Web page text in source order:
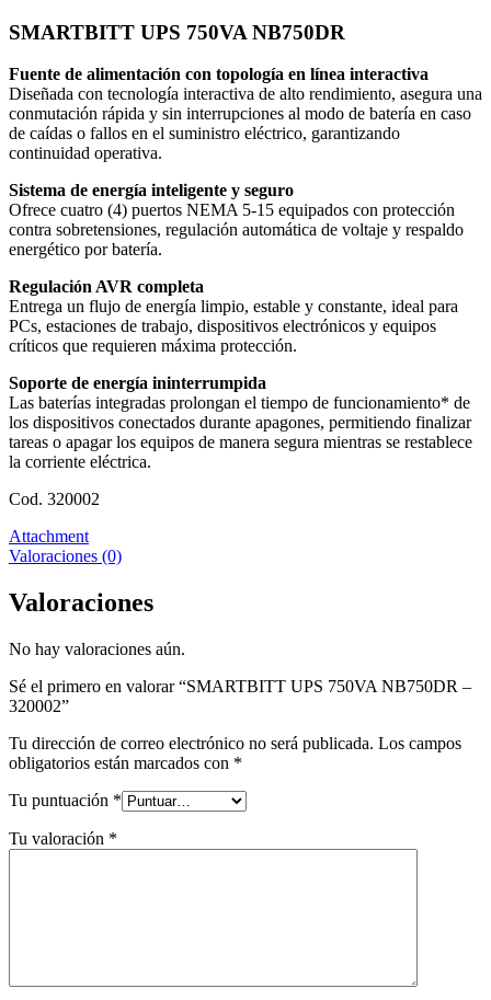
SMARTBITT UPS 750VA NB750DR
Fuente de alimentación con topología en línea interactiva
Diseñada con tecnología interactiva de alto rendimiento, asegura una
conmutación rápida y sin interrupciones al modo de batería en caso
de caídas o fallos en el suministro eléctrico, garantizando
continuidad operativa.
Sistema de energía inteligente y seguro
Ofrece cuatro (4) puertos NEMA 5-15 equipados con protección
contra sobretensiones, regulación automática de voltaje y respaldo
energético por batería.
Regulación AVR completa
Entrega un flujo de energía limpio, estable y constante, ideal para
PCs, estaciones de trabajo, dispositivos electrónicos y equipos
críticos que requieren máxima protección.
Soporte de energía ininterrumpida
Las baterías integradas prolongan el tiempo de funcionamiento* de
los dispositivos conectados durante apagones, permitiendo finalizar
tareas o apagar los equipos de manera segura mientras se restablece
la corriente eléctrica.
Cod. 320002
Attachment
Valoraciones (0)
Valoraciones
No hay valoraciones aún.
Sé el primero en valorar “SMARTBITT UPS 750VA NB750DR –
320002”
Tu dirección de correo electrónico no será publicada. Los campos
obligatorios están marcados con *
Tu puntuación *
Tu valoración *